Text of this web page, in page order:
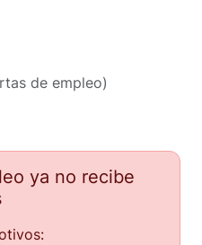
de empleo)
ya no recibe